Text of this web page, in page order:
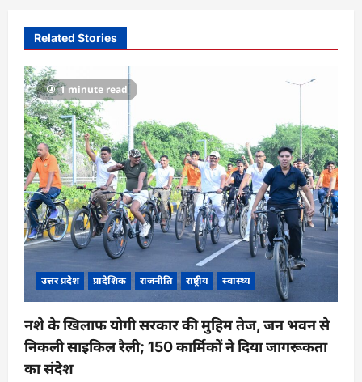
g
a
t
i
o
n
Related Stories
1 minute read
उत्तर प्रदेश प्रादेशिक राजनीति राष्ट्रीय स्वास्थ्य
नशे के खिलाफ योगी सरकार की मुहिम तेज, जन भवन से
निकली साइकिल रैली; 150 कार्मिकों ने दिया जागरूकता
का संदेश